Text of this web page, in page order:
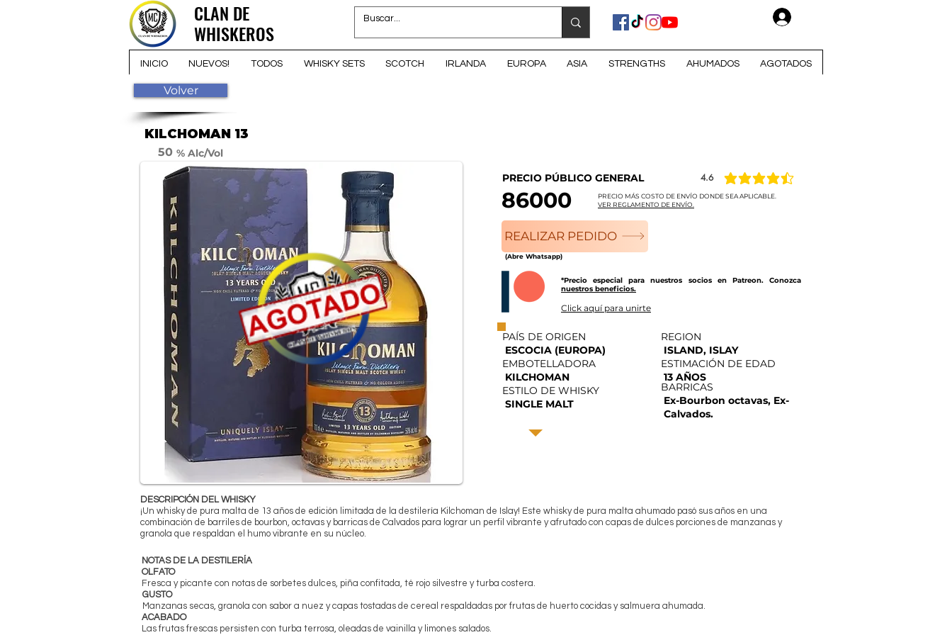
CLAN DE
WHISKEROS
CLAN DE
WHISKEROS
INICIO NUEVOS! TODOS WHISKY SETS SCOTCH IRLANDA EUROPA ASIA STRENGTHS AHUMADOS AGOTADOS
Volver
KILCHOMAN 13
50 % Alc/Vol
PRECIO PÚBLICO GENERAL
4.6 la calificación promedio es 4.6 de 5
86000
PRECIO MÁS COSTO DE ENVÍO DONDE SEA APLICABLE.
VER REGLAMENTO DE ENVÍO.
REALIZAR PEDIDO
(Abre Whatsapp)
*Precio especial para nuestros socios en Patreon. Conozca
nuestros beneficios.
Click aquí para unirte
PAÍS DE ORIGEN
ESCOCIA (EUROPA)
EMBOTELLADORA
KILCHOMAN
ESTILO DE WHISKY
SINGLE MALT
REGION
ISLAND, ISLAY
ESTIMACIÓN DE EDAD
BARRICAS
13 AÑOS
Ex-Bourbon octavas, Ex-
Calvados.
DESCRIPCIÓN DEL WHISKY
¡Un whisky de pura malta de 13 años de edición limitada de la destilería Kilchoman de Islay! Este whisky de pura malta ahumado pasó sus años en una
combinación de barriles de bourbon, octavas y barricas de Calvados para lograr un perfil vibrante y afrutado con capas de dulces porciones de manzanas y
granola que respaldan el humo vibrante en su núcleo.
NOTAS DE LA DESTILERÍA
OLFATO
Fresca y picante con notas de sorbetes dulces, piña confitada, té rojo silvestre y turba costera.
GUSTO
Manzanas secas, granola con sabor a nuez y capas tostadas de cereal respaldadas por frutas de huerto cocidas y salmuera ahumada.
ACABADO
Las frutas frescas persisten con turba terrosa, oleadas de vainilla y limones salados.